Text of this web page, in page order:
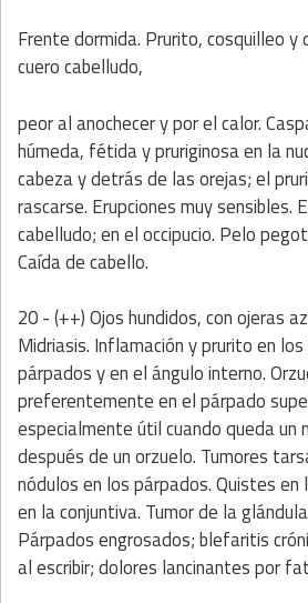
Frente dormida. Prurito, cosquilleo y
cuero cabelludo,
peor al anochecer y por el calor.
húmeda, fétida y pruriginosa en la
cabeza y detrás de las orejas; el
rascarse. Erupciones muy sensibles.
cabelludo; en el occipucio. Pelo
Caída de cabello.
20 - (++) Ojos hundidos, con ojeras
Midriasis. Inflamación y prurito en
párpados y en el ángulo interno.
preferentemente en el párpado
especialmente útil cuando queda un
después de un orzuelo. Tumores
nódulos en los párpados. Quistes
en la conjuntiva. Tumor de la
Párpados engrosados; blefaritis
al escribir; dolores lancinantes por